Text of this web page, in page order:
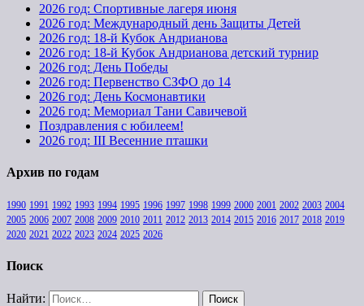
2026 год: Спортивные лагеря июня
2026 год: Международный день Защиты Детей
2026 год: 18-й Кубок Андрианова
2026 год: 18-й Кубок Андрианова детский турнир
2026 год: День Победы
2026 год: Первенство СЗФО до 14
2026 год: День Космонавтики
2026 год: Мемориал Тани Савичевой
Поздравления с юбилеем!
2026 год: III Весенние пташки
Архив по годам
1990 1991 1992 1993 1994 1995 1996 1997 1998 1999 2000 2001 2002 2003 2004
2005 2006 2007 2008 2009 2010 2011 2012 2013 2014 2015 2016 2017 2018 2019
2020 2021 2022 2023 2024 2025 2026
Поиск
Найти: